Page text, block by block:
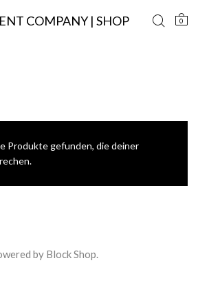
COMPANY | SHOP 0
Produkte gefunden, die deiner
by Block Shop.